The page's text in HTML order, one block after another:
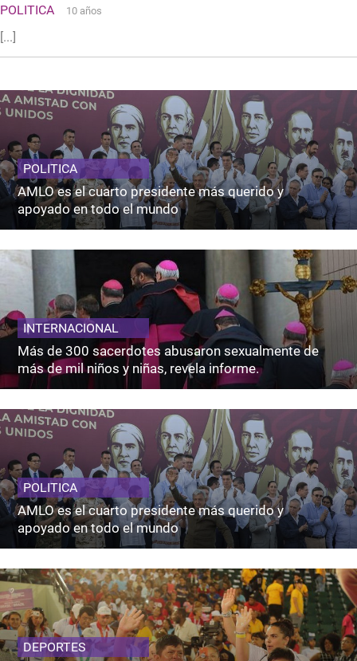
POLITICA 10 años
[...]
POLITICA
AMLO es el cuarto presidente más querido y
apoyado en todo el mundo
INTERNACIONAL
Más de 300 sacerdotes abusaron sexualmente de
más de mil niños y niñas, revela informe.
POLITICA
AMLO es el cuarto presidente más querido y
apoyado en todo el mundo
DEPORTES